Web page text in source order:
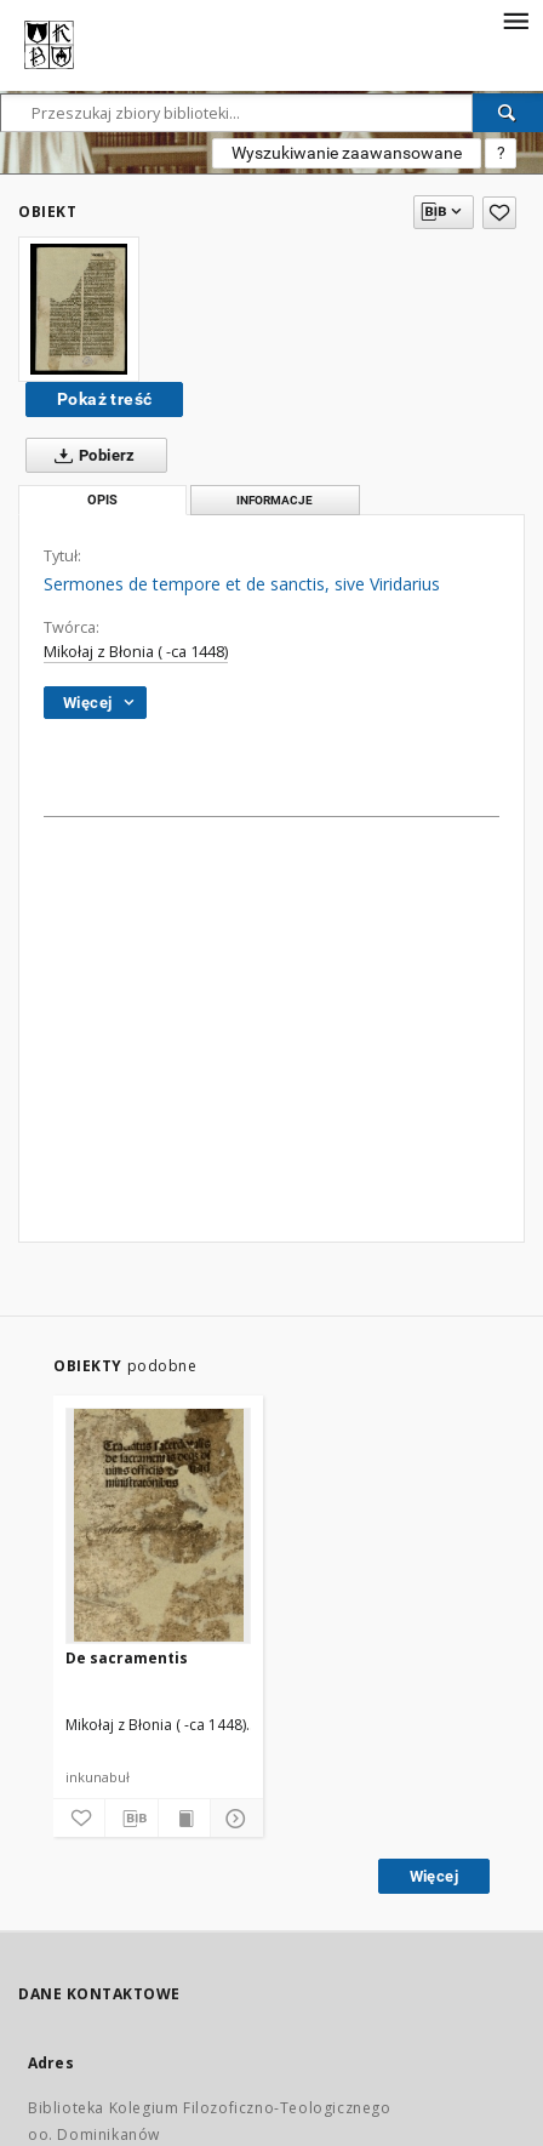
Wyszukiwanie zaawansowane ?
OBIEKT
Pokaż treść
Pobierz
OPIS INFORMACJE
Tytuł:
Sermones de tempore et de sanctis, sive Viridarius
Twórca:
Mikołaj z Błonia ( -ca 1448)
Więcej
OBIEKTY podobne
De sacramentis
Mikołaj z Błonia ( -ca 1448)
inkunabuł
Więcej
DANE KONTAKTOWE
Adres
Biblioteka Kolegium Filozoficzno-Teologicznego
oo. Dominikanów